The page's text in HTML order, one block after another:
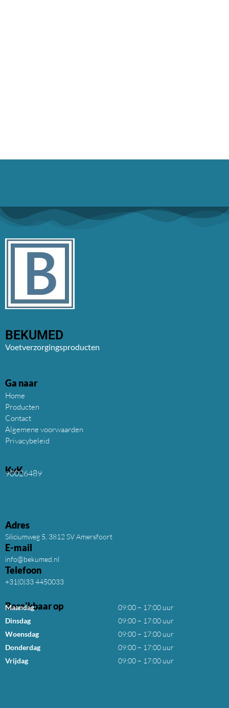
BEKUMED
Voetverzorgingsproducten
Ga naar
Home
Producten
Contact
Algemene voorwaarden
Privacybeleid
KvK
90026489
Adres
Siliciumweg 5, 3812 SV Amersfoort
E-mail
info@bekumed.nl
Telefoon
+31(0)33 4450033
Bereikbaar op
Maandag
Dinsdag
Woensdag
Donderdag
Vrijdag
09:00 – 17:00 uur
09:00 – 17:00 uur
09:00 – 17:00 uur
09:00 – 17:00 uur
09:00 – 17:00 uur